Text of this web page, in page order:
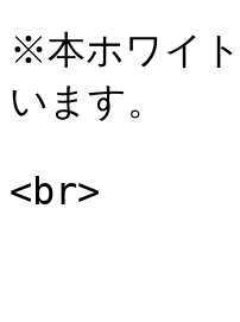
※本ホワイ
います。